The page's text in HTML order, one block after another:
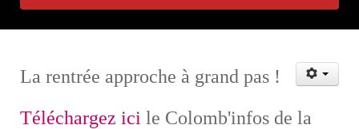
La rentrée approche à grand pas !
Téléchargez ici le Colomb'infos de la